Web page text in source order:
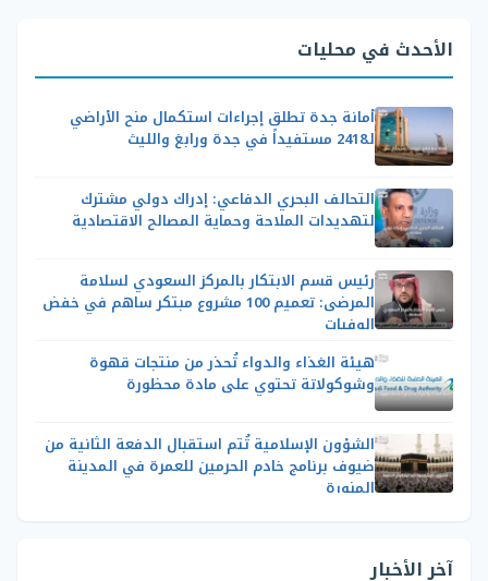
الأحدث في محليات
أمانة جدة تطلق إجراءات استكمال منح الأراضي
لـ2418 مستفيداً في جدة ورابغ والليث
التحالف البحري الدفاعي: إدراك دولي مشترك
لتهديدات الملاحة وحماية المصالح الاقتصادية
رئيس قسم الابتكار بالمركز السعودي لسلامة
المرضى: تعميم 100 مشروع مبتكر ساهم في خفض
الوفيات
هيئة الغذاء والدواء تُحذر من منتجات قهوة
وشوكولاتة تحتوي على مادة محظورة
الشؤون الإسلامية تُتم استقبال الدفعة الثانية من
ضيوف برنامج خادم الحرمين للعمرة في المدينة
المنورة
آخر الأخبار